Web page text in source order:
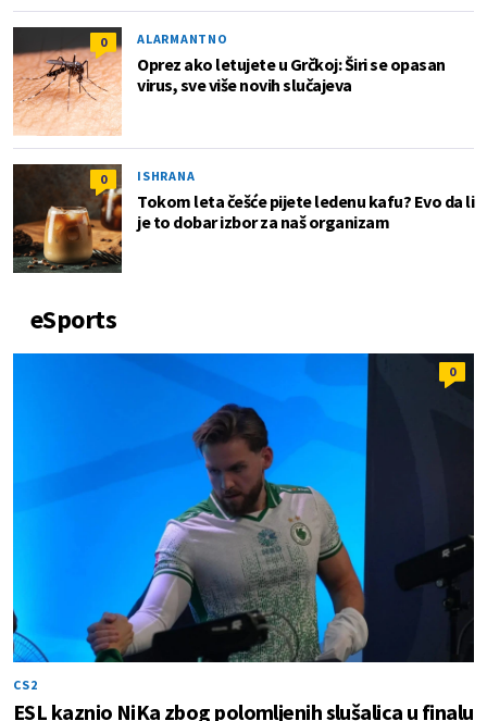
0 ALARMANTNO
Oprez ako letujete u Grčkoj: Širi se opasan
virus, sve više novih slučajeva
0 ISHRANA
Tokom leta češće pijete ledenu kafu? Evo da li
je to dobar izbor za naš organizam
eSports
0
CS2
ESL kaznio NiKa zbog polomljenih slušalica u finalu